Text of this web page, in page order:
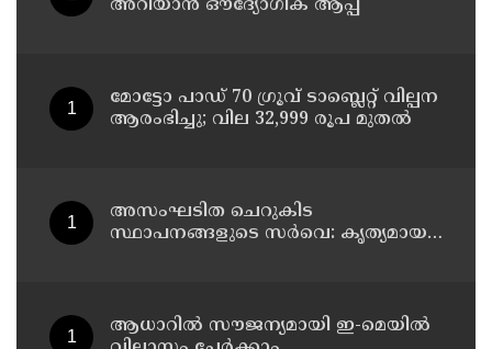
അറിയാൻ ഔദ്യോഗിക ആപ്പ്
മോട്ടോ പാഡ് 70 ഗ്രൂവ് ടാബ്ലെറ്റ് വില്പന
ആരംഭിച്ചു; വില 32,999 രൂപ മുതൽ
അസംഘടിത ചെറുകിട
സ്ഥാപനങ്ങളുടെ സർവെ: കൃത്യമായ
ആധാറിൽ സൗജന്യമായി ഇ-മെയിൽ